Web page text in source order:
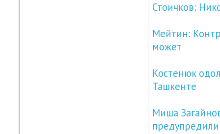
Стоичков:
Мейтин:
может
Костенюк
Ташкенте
Миша
предупредили